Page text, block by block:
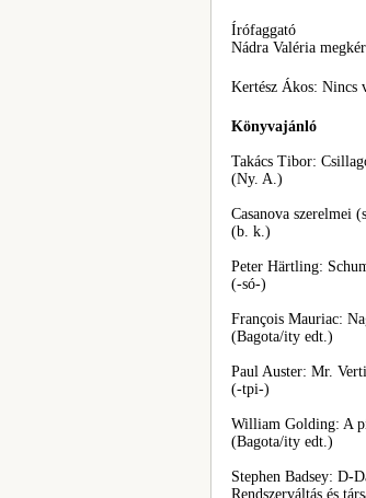
Írófaggató
Nádra Valéria
Kertész Ákos: Nincs
Könyvajánló
Takács Tibor:
(Ny. A.)
Casanova szerelmei
(b. k.)
Peter Härtling:
(-só-)
François Mauriac:
(Bagota/ity edt.)
Paul Auster: Mr.
(-tpi-)
William Golding: A
(Bagota/ity edt.)
Stephen Badsey: D-
Rendszerváltás és